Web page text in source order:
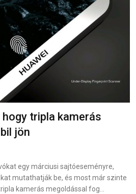
tripla kamerás
jön
egy márciusi sajtóeseményre,
mutathatják be, és most már szinte
kamerás megoldással fog…